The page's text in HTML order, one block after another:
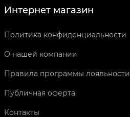
Интернет магазин
Политика конфиденциальности
О нашей компании
Правила программы лояльности
Публичная оферта
Контакты